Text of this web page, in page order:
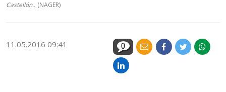
Castellón.. (NAGER)
11.05.2016 09:41 0